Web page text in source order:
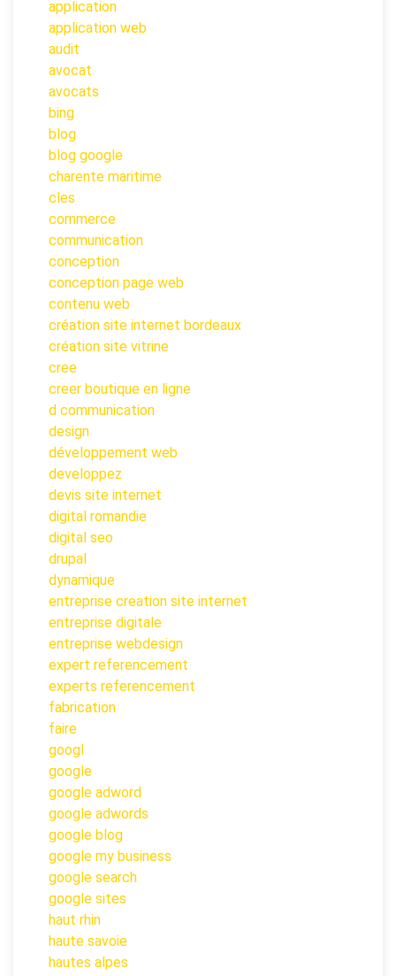
application
application web
audit
avocat
avocats
bing
blog
blog google
charente maritime
cles
commerce
communication
conception
conception page web
contenu web
création site internet bordeaux
création site vitrine
cree
creer boutique en ligne
d communication
design
développement web
developpez
devis site internet
digital romandie
digital seo
drupal
dynamique
entreprise creation site internet
entreprise digitale
entreprise webdesign
expert referencement
experts referencement
fabrication
faire
googl
google
google adword
google adwords
google blog
google my business
google search
google sites
haut rhin
haute savoie
hautes alpes